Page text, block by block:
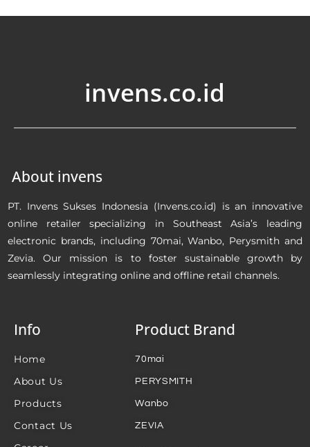
invens.co.id
About invens
PT. Invens Sukses Indonesia (Invens.co.id) is an innovative
online retailer specializing in Southeast Asia’s leading
electronic brands, including 70mai, Wanbo, Perysmith and
Zevia. Our mission is to foster sustainable growth by
seamlessly integrating online and offline retail channels.
Info
Home
About Us
Products
Contact Us
Product Brand
70mai
PERYSMITH
Wanbo
ZEVIA